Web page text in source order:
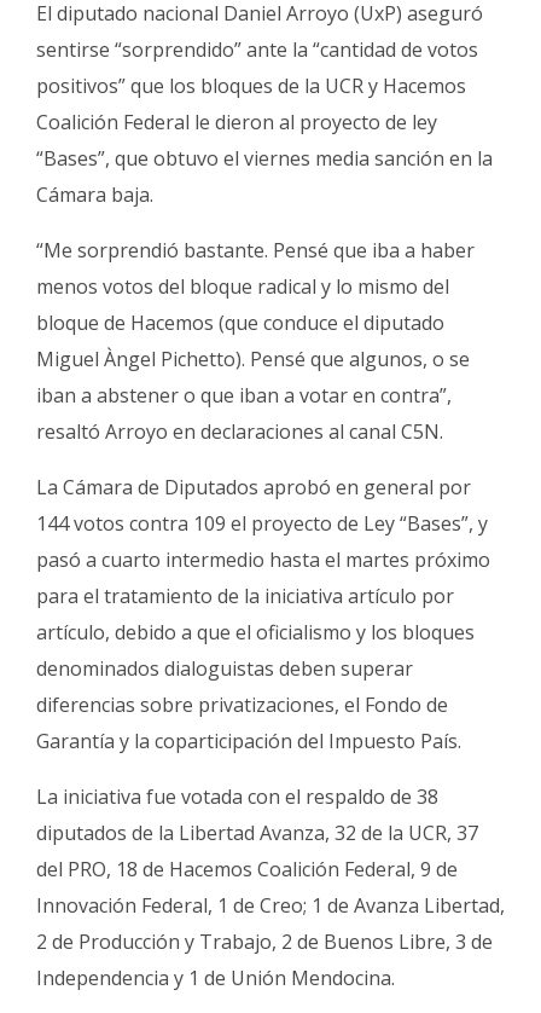
Fúnebres
El diputado nacional Daniel Arroyo (UxP) aseguró
sentirse “sorprendido” ante la “cantidad de votos
positivos” que los bloques de la UCR y Hacemos
Coalición Federal le dieron al proyecto de ley
“Bases”, que obtuvo el viernes media sanción en la
Cámara baja.
“Me sorprendió bastante. Pensé que iba a haber
menos votos del bloque radical y lo mismo del
bloque de Hacemos (que conduce el diputado
Miguel Àngel Pichetto). Pensé que algunos, o se
iban a abstener o que iban a votar en contra”,
resaltó Arroyo en declaraciones al canal C5N.
La Cámara de Diputados aprobó en general por
144 votos contra 109 el proyecto de Ley “Bases”, y
pasó a cuarto intermedio hasta el martes próximo
para el tratamiento de la iniciativa artículo por
artículo, debido a que el oficialismo y los bloques
denominados dialoguistas deben superar
diferencias sobre privatizaciones, el Fondo de
Garantía y la coparticipación del Impuesto País.
La iniciativa fue votada con el respaldo de 38
diputados de la Libertad Avanza, 32 de la UCR, 37
del PRO, 18 de Hacemos Coalición Federal, 9 de
Innovación Federal, 1 de Creo; 1 de Avanza Libertad,
2 de Producción y Trabajo, 2 de Buenos Libre, 3 de
Independencia y 1 de Unión Mendocina.